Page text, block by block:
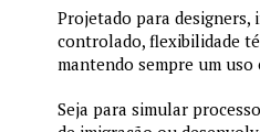
Projetado para designers,
controlado, flexibilidade
mantendo sempre um
Seja para simular